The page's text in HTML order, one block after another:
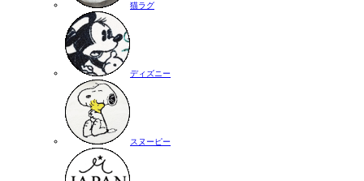
猫ラグ
ディズニー
スヌーピー